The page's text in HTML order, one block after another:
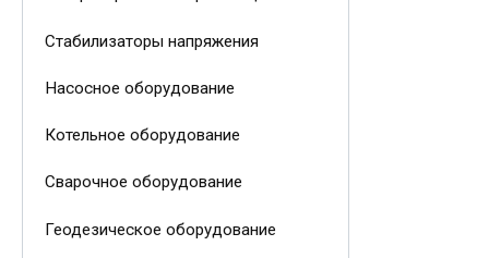
Стабилизаторы напряжения
Насосное оборудование
Котельное оборудование
Сварочное оборудование
Геодезическое оборудование